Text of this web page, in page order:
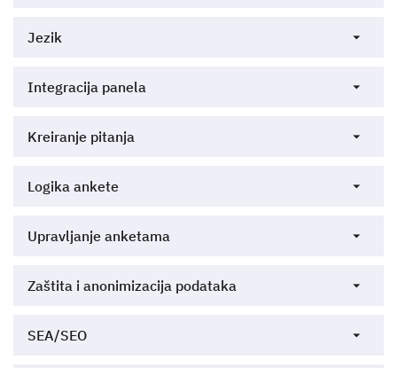
Jezik
Integracija panela
Kreiranje pitanja
Logika ankete
Upravljanje anketama
Zaštita i anonimizacija podataka
SEA/SEO